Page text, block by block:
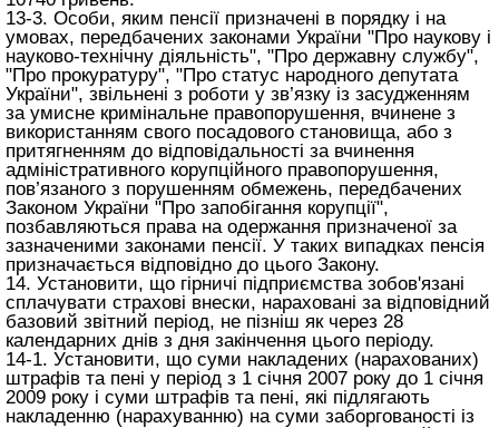
13-3. Особи, яким пенсії призначені в порядку і на
умовах, передбачених законами України "Про наукову і
науково-технічну діяльність", "Про державну службу",
"Про прокуратуру", "Про статус народного депутата
України", звільнені з роботи у зв’язку із засудженням
за умисне кримінальне правопорушення, вчинене з
використанням свого посадового становища, або з
притягненням до відповідальності за вчинення
адміністративного корупційного правопорушення,
пов’язаного з порушенням обмежень, передбачених
Законом України "Про запобігання корупції",
позбавляються права на одержання призначеної за
зазначеними законами пенсії. У таких випадках пенсія
призначається відповідно до цього Закону.
14. Установити, що гірничі підприємства зобов'язані
сплачувати страхові внески, нараховані за відповідний
базовий звітний період, не пізніш як через 28
календарних днів з дня закінчення цього періоду.
14-1. Установити, що суми накладених (нарахованих)
штрафів та пені у період з 1 січня 2007 року до 1 січня
2009 року і суми штрафів та пені, які підлягають
накладенню (нарахуванню) на суми заборгованості із